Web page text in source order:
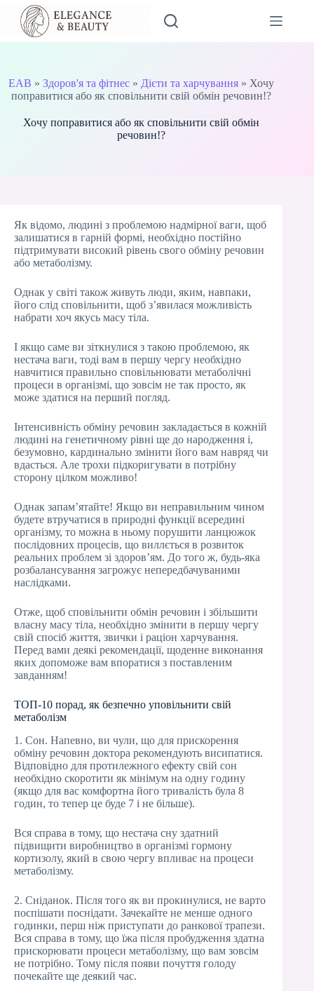
Перейти
вмісту
EAB »Здоров'я та фітнес » Дієти та харчування » Хочу
поправитися або як сповільнити свій обмін речовин!?
Хочу поправитися або як сповільнити свій обмін
речовин!?
Як відомо, людині з проблемою надмірної ваги, щоб
залишатися в гарній формі, необхідно постійно
підтримувати високий рівень свого обміну речовин
або метаболізму.
Однак у світі також живуть люди, яким, навпаки,
його слід сповільнити, щоб з’явилася можливість
набрати хоч якусь масу тіла.
І якщо саме ви зіткнулися з такою проблемою, як
нестача ваги, тоді вам в першу чергу необхідно
навчитися правильно сповільнювати метаболічні
процеси в організмі, що зовсім не так просто, як
може здатися на перший погляд.
Інтенсивність обміну речовин закладається в кожній
людині на генетичному рівні ще до народження і,
безумовно, кардинально змінити його вам навряд чи
вдасться. Але трохи підкоригувати в потрібну
сторону цілком можливо!
Однак запам’ятайте! Якщо ви неправильним чином
будете втручатися в природні функції всередині
організму, то можна в ньому порушити ланцюжок
послідовних процесів, що виллється в розвиток
реальних проблем зі здоров’ям. До того ж, будь-яка
розбалансування загрожує непередбачуваними
наслідками.
Отже, щоб сповільнити обмін речовин і збільшити
власну масу тіла, необхідно змінити в першу чергу
свій спосіб життя, звички і раціон харчування.
Перед вами деякі рекомендації, щоденне виконання
яких допоможе вам впоратися з поставленим
завданням!
ТОП-10 порад, як безпечно уповільнити свій
метаболізм
1. Сон. Напевно, ви чули, що для прискорення
обміну речовин доктора рекомендують висипатися.
Відповідно для протилежного ефекту свій сон
необхідно скоротити як мінімум на одну годину
(якщо для вас комфортна його тривалість була 8
годин, то тепер це буде 7 і не більше).
Вся справа в тому, що нестача сну здатний
підвищити виробництво в організмі гормону
кортизолу, який в свою чергу впливає на процеси
метаболізму.
2. Сніданок. Після того як ви прокинулися, не варто
поспішати поснідати. Зачекайте не менше одного
годинки, перш ніж приступати до ранкової трапези.
Вся справа в тому, що їжа після пробудження здатна
прискорювати процеси метаболізму, що вам зовсім
не потрібно. Тому після появи почуття голоду
почекайте ще деякий час.